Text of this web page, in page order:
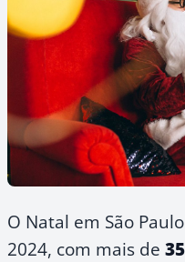
O Natal em São
2024, com mais de